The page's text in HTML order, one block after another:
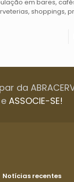
em bares,
shoppings,
da
e ASSOCIE-SE!
Notícias recentes